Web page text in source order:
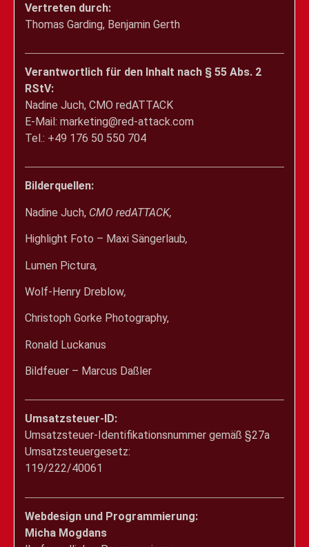
Vertreten durch:
Thomas Garding, Benjamin Gerth
Verantwortlich für den Inhalt nach § 55 Abs. 2
RStV:
Nadine Juch, CMO redATTACK
E-Mail: marketing@red-attack.com
Tel.: +49 176 50 550 704
Bilderquellen:
Nadine Juch, CMO redATTACK,
Highlight Foto – Maxi Sängerlaub,
Lumen Pictura,
Wolf-Henry Dreblow,
Christoph Gorke Photography,
Ronald Luckanus
Bildfeuer – Marcus Daßler
Umsatzsteuer-ID:
Umsatzsteuer-Identifikationsnummer gemäß §27a
Umsatzsteuergesetz:
119/222/40061
Webdesign und Programmierung:
Micha Mogdans